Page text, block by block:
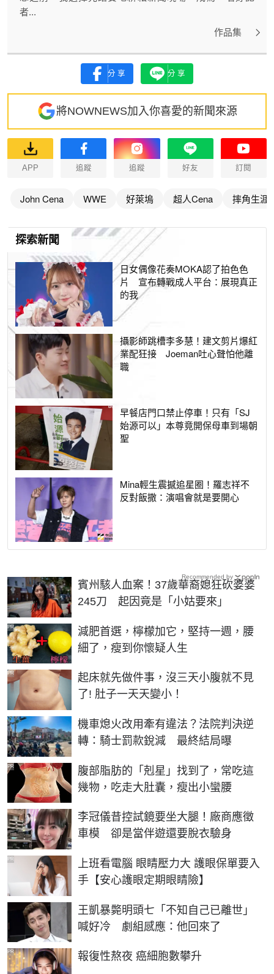
者...
作品集
分享 分享
將NOWNEWS加入你喜愛的新聞來源
APP 追蹤 追蹤 好友 訂閱
John Cena WWE 好萊塢 超人Cena 摔角生涯
探索新聞
日女偶像花奏MOKA認了拍色色
片 宣布轉戰成人平台：展現真正
的我
攝影師跳槽李多慧！建文剪片爆紅
業配狂接 Joeman吐心聲怕他離
職
早餐店門口禁止停車！只有「SJ
始源可以」本尊竟開保母車到場朝
聖
Mina輕生震撼追星圈！羅志祥不
反對飯撒：演唱會就是要開心
賓州駭人血案！37歲華裔媳狂砍婆婆
245刀 起因竟是「小姑要來」
減肥首選，檸檬加它，堅持一週，腰
細了，瘦到你懷疑人生
PR
起床就先做件事，沒三天小腹就不見
了! 肚子一天天變小！
PR
機車熄火改用牽有違法？法院判決逆
轉：騎士罰款銳減 最終結局曝
腹部脂肪的「剋星」找到了，常吃這
幾物，吃走大肚囊，瘦出小蠻腰
PR
李冠儀昔控試鏡要坐大腿！廠商應徵
車模 卻是當伴遊還要脫衣驗身
上班看電腦 眼睛壓力大 護眼保單要入
手【安心護眼定期眼睛險】
PR
王凱暴斃明頭七「不知自己已離世」
喊好冷 劇組感應：他回來了
報復性熬夜 癌細胞數攀升
PR
Recommended by